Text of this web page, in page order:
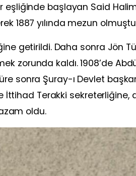
başlayan Said
1887 yılında mezun
getirildi. Daha sonra Jön
zorunda kaldı. 1908’de
sonra Şuray-ı Devlet
İttihad Terakki sekreterliğine,
oldu.